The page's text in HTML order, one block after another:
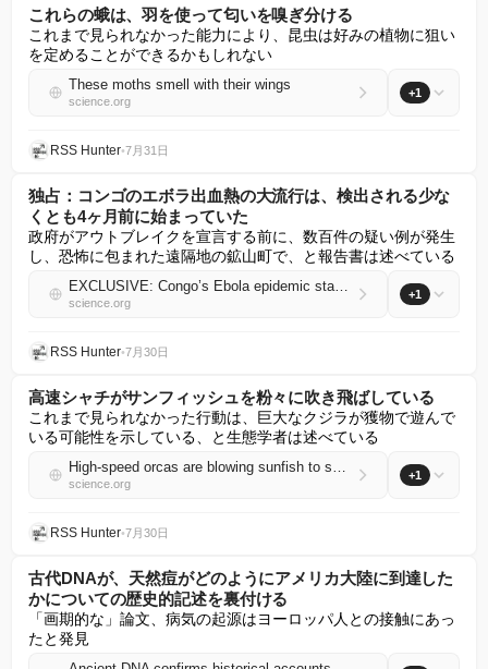
これらの蛾は、羽を使って匂いを嗅ぎ分ける
これまで見られなかった能力により、昆虫は好みの植物に狙い
を定めることができるかもしれない
These moths smell with their wings
science.org
+1
RSS Hunter•7月31日
独占：コンゴのエボラ出血熱の大流行は、検出される少な
くとも4ヶ月前に始まっていた
政府がアウトブレイクを宣言する前に、数百件の疑い例が発生
し、恐怖に包まれた遠隔地の鉱山町で、と報告書は述べている
EXCLUSIVE: Congo’s Ebola epidemic started at least 4 months before it was detected
science.org
+1
RSS Hunter•7月30日
高速シャチがサンフィッシュを粉々に吹き飛ばしている
これまで見られなかった行動は、巨大なクジラが獲物で遊んで
いる可能性を示している、と生態学者は述べている
High-speed orcas are blowing sunfish to smithereens
science.org
+1
RSS Hunter•7月30日
古代DNAが、天然痘がどのようにアメリカ大陸に到達した
かについての歴史的記述を裏付ける
「画期的な」論文、病気の起源はヨーロッパ人との接触にあっ
たと発見